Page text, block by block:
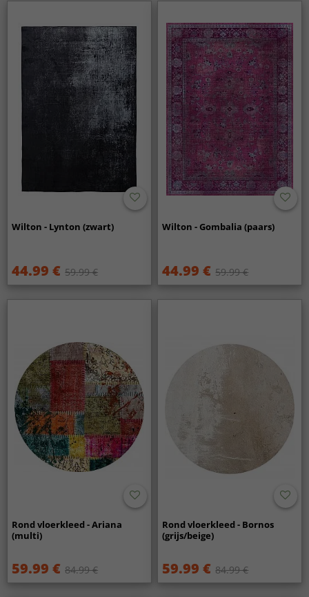
Wilton - Lynton (zwart)
44.99 € 59.99 €
Wilton - Gombalia (paars)
44.99 € 59.99 €
Rond vloerkleed - Ariana
(multi)
59.99 € 84.99 €
Rond vloerkleed - Bornos
(grijs/beige)
59.99 € 84.99 €